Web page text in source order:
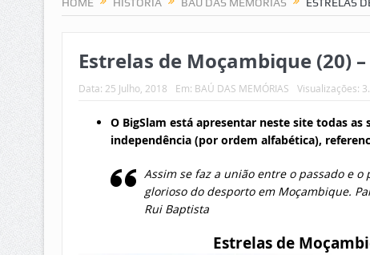
Estrelas de Moçambique (20)
Data: 25 Julho, 2018 Em: BAÚ DAS MEMÓRIAS Visualizações:
O BigSlam está apresentar neste site todas
independência (por ordem alfabética),
Assim se faz a união entre o passado e
glorioso do desporto em Moçambique.
Rui Baptista
Estrelas de